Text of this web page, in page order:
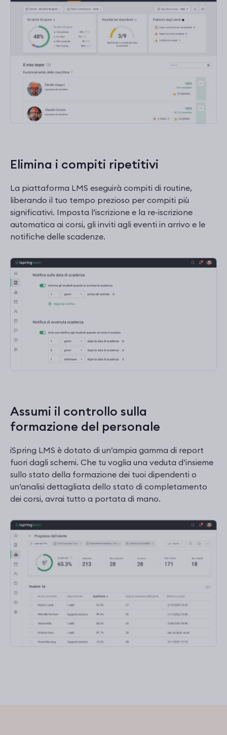
Elimina i compiti ripetitivi
La piattaforma LMS eseguirà compiti di routine,
liberando il tuo tempo prezioso per compiti più
significativi. Imposta l’iscrizione e la re-iscrizione
automatica ai corsi, gli inviti agli eventi in arrivo e le
notifiche delle scadenze.
Assumi il controllo sulla
formazione del personale
iSpring LMS è dotato di un’ampia gamma di report
fuori dagli schemi. Che tu voglia una veduta d’insieme
sullo stato della formazione dei tuoi dipendenti o
un’analisi dettagliata dello stato di completamento
dei corsi, avrai tutto a portata di mano.